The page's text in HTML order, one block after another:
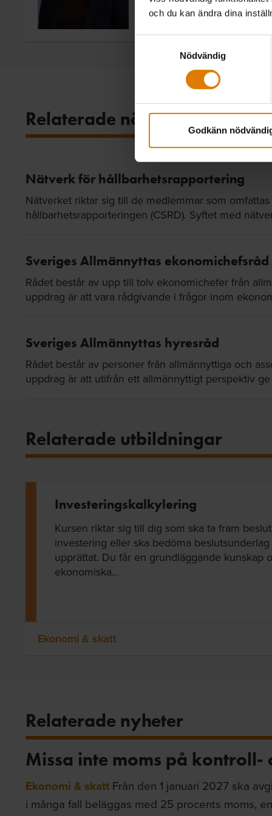
och du kan ändra dina
Nödvändig
Godkänn
Relaterade nätverk
Nätverk för hållbarhetsrapportering
Nätverket riktar sig till de medlemmar som
hållbarhetsrapporteringen (CSRD). Syftet med
Sveriges Allmännyttas ekonomichefsråd
Rådet består av upp till tolv ekonomichefer från
uppdrag är att vara rådgivande i frågor inom
Sveriges Allmännyttas hyresråd
Rådet består av personer från allmännyttiga och
uppdrag är att utifrån ett allmännyttigt perspektiv
Relaterade utbildningar
Investeringskalkylering
Kursen riktar sig till dig som ska ta fram
investering eller ska bedöma
upprättat. Du får en grundläggande kunskap
ekonomiska...
Ekonomi & skatt
Relaterade nyheter
Missa inte moms på
Ekonomi & skatt Från den 1 januari 2027 ska
i många fall beläggas med 25 procents moms,